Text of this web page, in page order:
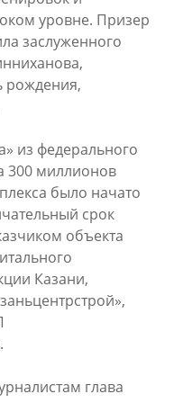
уровне. Призер
заслуженного
рождения,
из федерального
300 миллионов
было начато
срок
объекта
Казани,
глава